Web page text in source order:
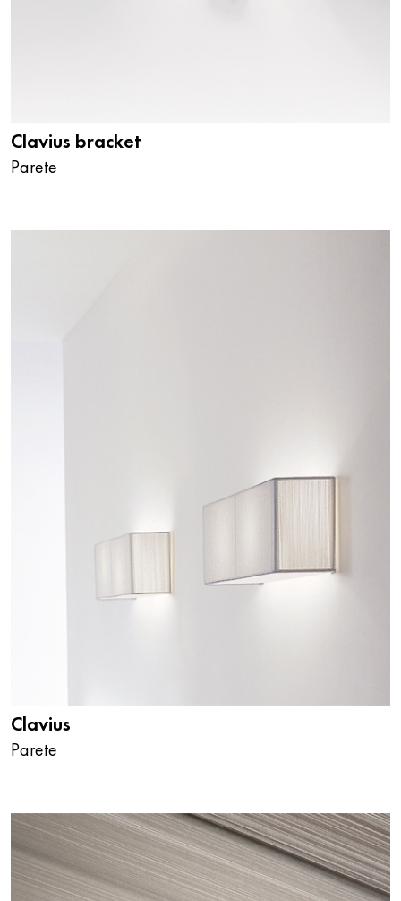
Clavius bracket
Parete
Clavius
Parete